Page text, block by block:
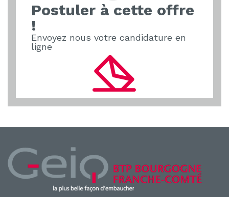
o
k
Postuler à cette offre
!
Envoyez nous votre candidature en
ligne